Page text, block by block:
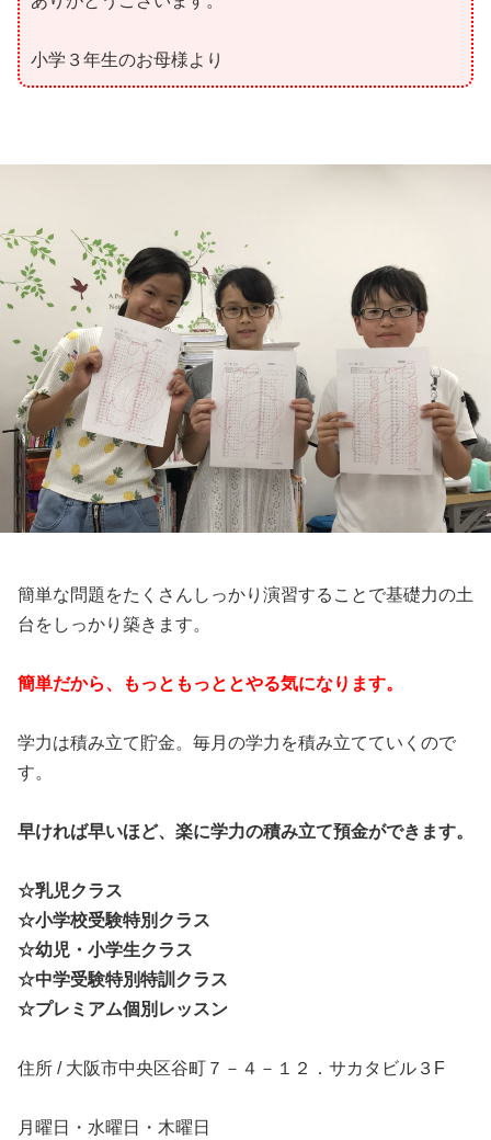
小学３年生のお母様より
簡単な問題をたくさんしっかり演習することで基礎力の土
台をしっかり築きます。
簡単だから、もっともっととやる気になります。
学力は積み立て貯金。毎月の学力を積み立てていくので
す。
早ければ早いほど、楽に学力の積み立て預金ができます。
☆乳児クラス
☆小学校受験特別クラス
☆幼児・小学生クラス
☆中学受験特別特訓クラス
☆プレミアム個別レッスン
住所 / 大阪市中央区谷町７－４－１２．サカタビル３F
月曜日・水曜日・木曜日